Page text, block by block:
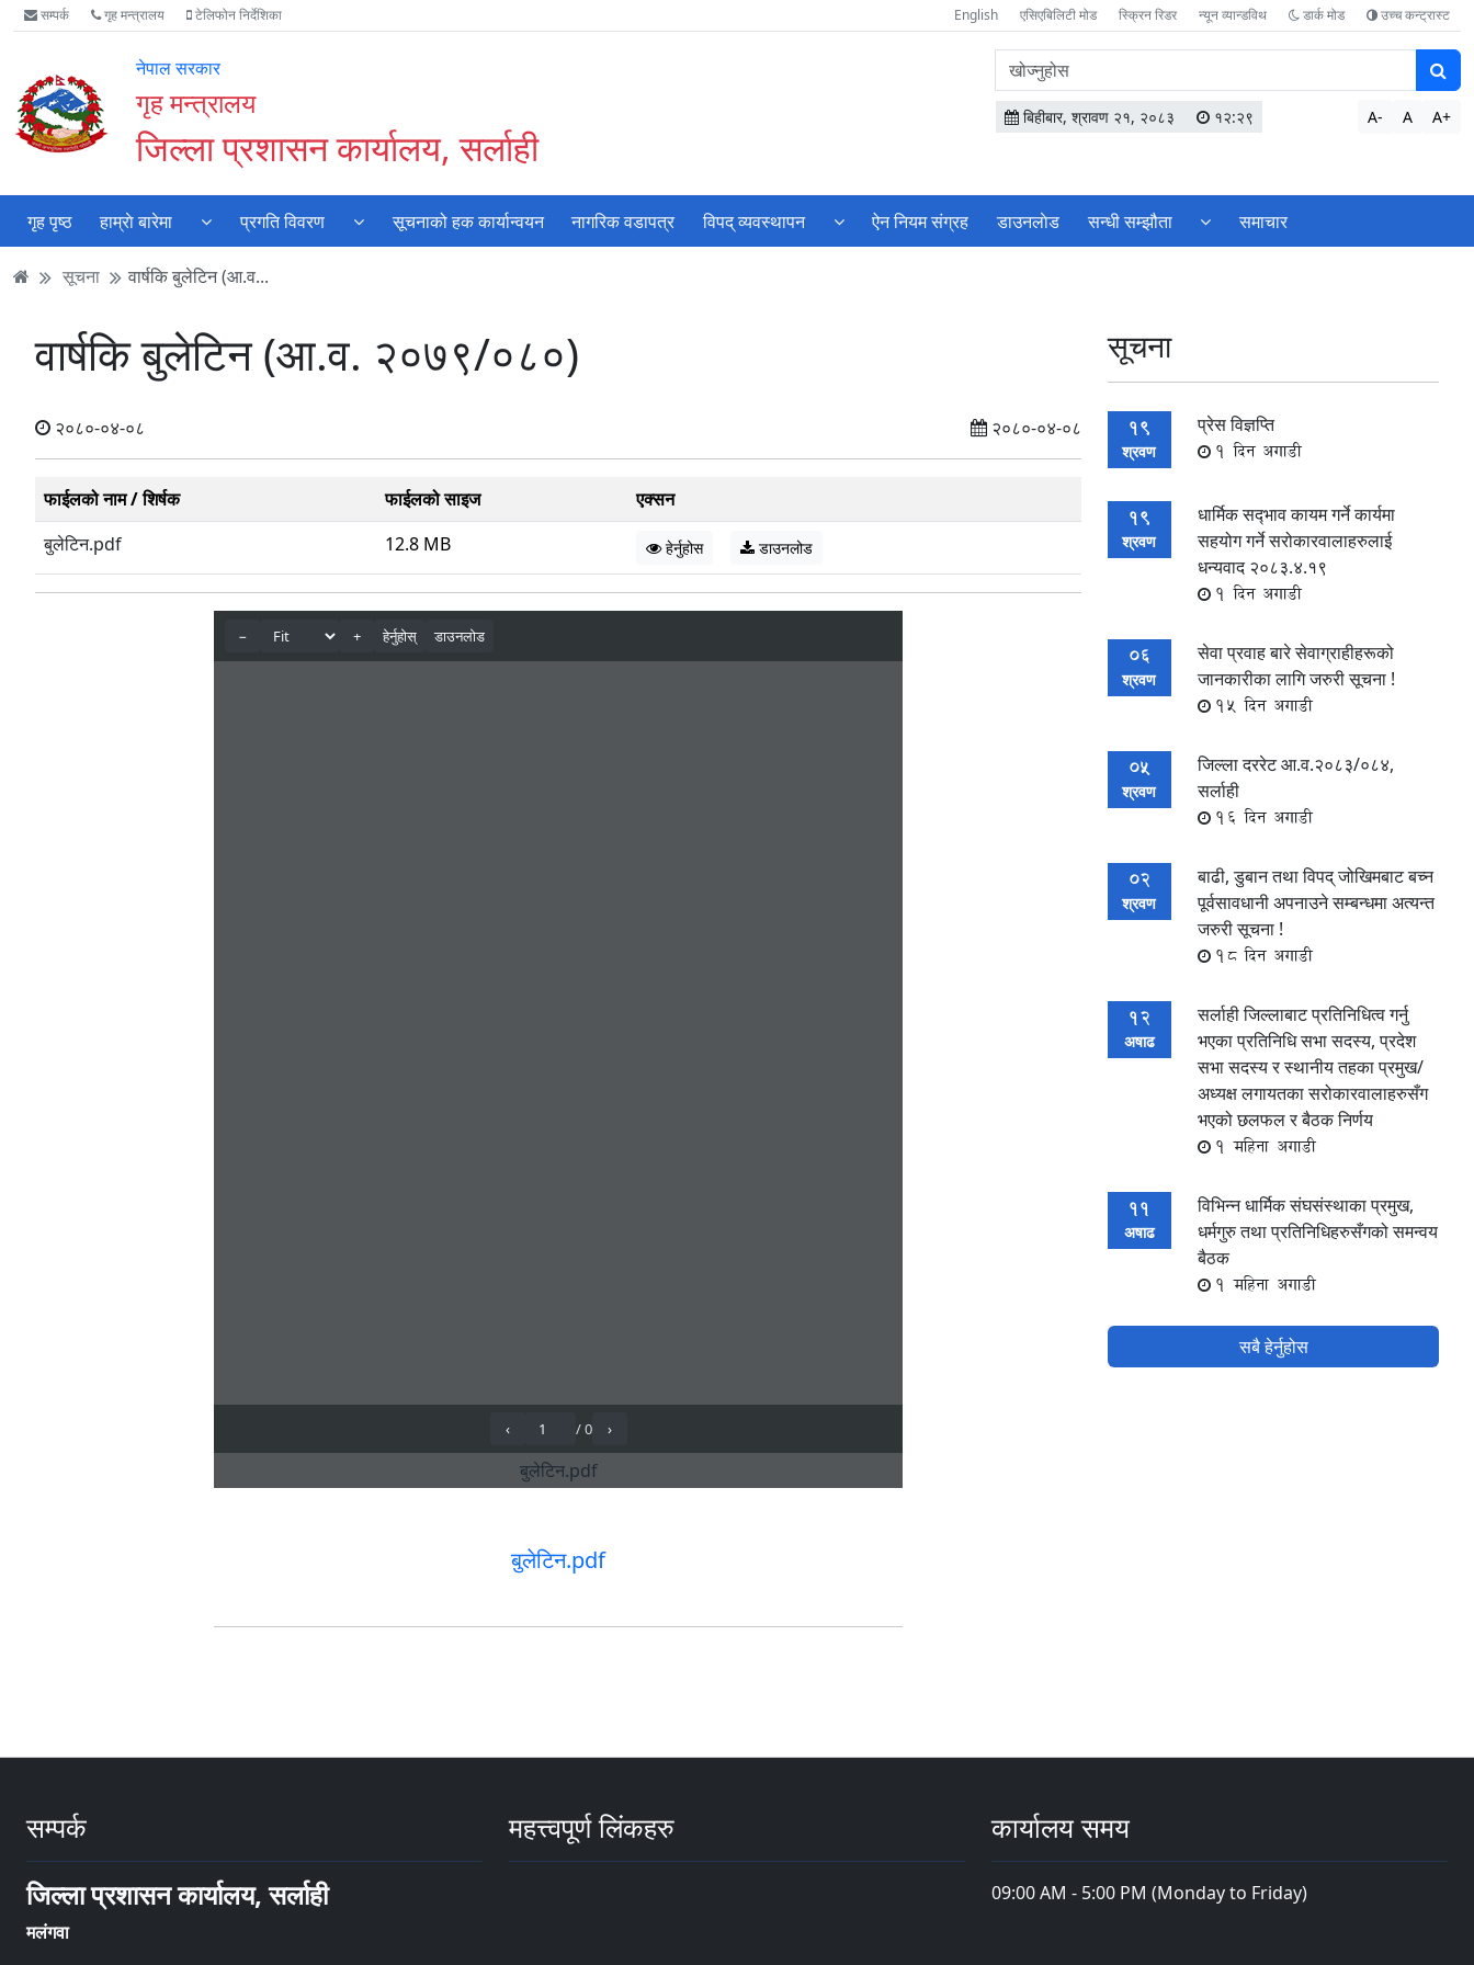
Accessibility
Mode
गर्नुहोस्
मुख्य
सामाग्री
मुख्य
नेभिगेसन
वेबसाइट
खोजमा
सम्पर्क गृह मन्त्रालय टेलिफोन निर्देशिका English एसिएबिलिटी मोड स्क्रिन रिडर न्यून व्यान्डविथ डार्क मोड उच्च कन्ट्रास्ट
नेपाल सरकार
गृह मन्त्रालय
जिल्ला प्रशासन कार्यालय, सर्लाही
वेबसाइटमा
सामग्री
खोज्नुहोस
बिहीबार, श्रावण २१, २०८३ १२:२९ A- A A+
गृह पृष्ठ हाम्राे बारेमा प्रगति विवरण सूचनाको हक कार्यान्वयन नागरिक वडापत्र विपद् व्यवस्थापन ऐन नियम संग्रह डाउनलाेड सन्धी सम्झौता समाचार
सूचना वार्षकि बुलेटिन (आ.व...
वार्षकि बुलेटिन (आ.व. २०७९/०८०)
२०८०-०४-०८ २०८०-०४-०८
फाईलको नाम / शिर्षक फाईलको साइज
एक्सन
बुलेटिन.pdf
12.8 MB हेर्नुहोस डाउनलोड
बुलेटिन.pdf
सूचना
19
श्रवण
प्रेस विज्ञप्ति
1 दिन अगाडी
19
श्रवण
धार्मिक सद्‍भाव कायम गर्ने कार्यमा
सहयोग गर्ने सरोकारवालाहरुलाई
धन्यवाद २०८३.४.१९
1 दिन अगाडी
06
श्रवण
सेवा प्रवाह बारे सेवाग्राहीहरूको
जानकारीका लागि जरुरी सूचना !
15 दिन अगाडी
05
श्रवण
जिल्ला दररेट आ.व.२०८३/०८४,
सर्लाही
16 दिन अगाडी
02
श्रवण
बाढी, डुबान तथा विपद् जोखिमबाट बच्न
पूर्वसावधानी अपनाउने सम्बन्धमा अत्यन्त
जरुरी सूचना !
18 दिन अगाडी
12
अषाढ
सर्लाही जिल्लाबाट प्रतिनिधित्व गर्नु
भएका प्रतिनिधि सभा सदस्य, प्रदेश
सभा सदस्य र स्थानीय तहका प्रमुख/
अध्यक्ष लगायतका सरोकारवालाहरुसँग
भएको छलफल र बैठक निर्णय
1 महिना अगाडी
11
अषाढ
विभिन्न धार्मिक संघसंस्थाका प्रमुख,
धर्मगुरु तथा प्रतिनिधिहरुसँगको समन्वय
बैठक
1 महिना अगाडी
सबै हेर्नुहोस
सम्पर्क
जिल्ला प्रशासन कार्यालय, सर्लाही
मलंगवा
महत्त्वपूर्ण लिंकहरु कार्यालय समय
09:00 AM - 5:00 PM (Monday to Friday)